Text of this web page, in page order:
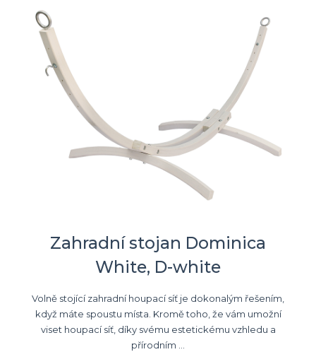
Zahradní stojan Dominica
White, D-white
Volně stojící zahradní houpací síť je dokonalým řešením,
když máte spoustu místa. Kromě toho, že vám umožní
viset houpací síť, díky svému estetickému vzhledu a
přírodním ...